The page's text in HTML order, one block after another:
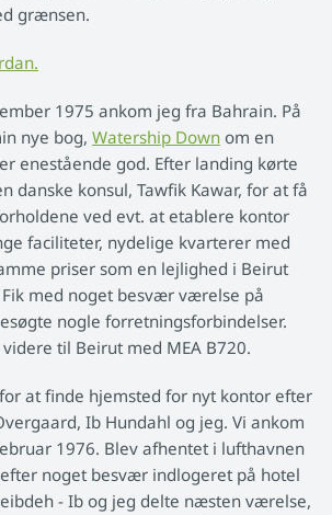
grænsen.
1975 ankom jeg fra Bahrain. På
nye bog, Watership Down om en
enestående god. Efter landing kørte
danske konsul, Tawfik Kawar, for at få
ved evt. at etablere kontor
faciliteter, nydelige kvarterer med
priser som en lejlighed i Beirut
med noget besvær værelse på
nogle forretningsforbindelser.
til Beirut med MEA B720.
at finde hjemsted for nyt kontor efter
Ib Hundahl og jeg. Vi ankom
1976. Blev afhentet i lufthavnen
noget besvær indlogeret på hotel
- Ib og jeg delte næsten værelse,